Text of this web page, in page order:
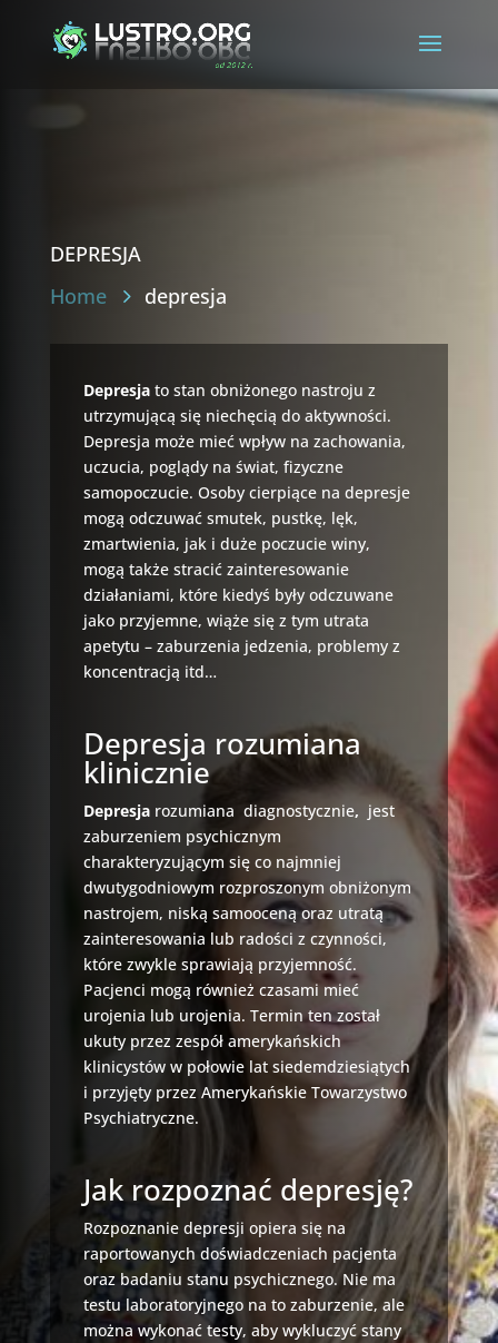
depresja
Home depresja
Depresjato stan obniżonego nastroju z
utrzymującą się niechęcią do aktywności.
Depresja może mieć wpływ na zachowania,
uczucia, poglądy na świat, fizyczne
samopoczucie. Osoby cierpiące na depresje
mogą odczuwać smutek, pustkę, lęk,
zmartwienia, jak i duże poczucie winy,
mogą także stracić zainteresowanie
działaniami, które kiedyś były odczuwane
jako przyjemne, wiąże się z tym utrata
apetytu – zaburzenia jedzenia, problemy z
koncentracją itd…
Depresja rozumiana
klinicznie
Depresja rozumiana diagnostycznie, jest
zaburzeniem psychicznym
charakteryzującym się co najmniej
dwutygodniowym rozproszonym obniżonym
nastrojem, niską samooceną oraz utratą
zainteresowania lub radości z czynności,
które zwykle sprawiają przyjemność.
Pacjenci mogą również czasami mieć
urojenia lub urojenia. Termin ten został
ukuty przez zespół amerykańskich
klinicystów w połowie lat siedemdziesiątych
i przyjęty przez Amerykańskie Towarzystwo
Psychiatryczne.
Jak rozpoznać depresję?
Rozpoznanie depresji opiera się na
raportowanych doświadczeniach pacjenta
oraz badaniu stanu psychicznego. Nie ma
testu laboratoryjnego na to zaburzenie, ale
można wykonać testy, aby wykluczyć stany